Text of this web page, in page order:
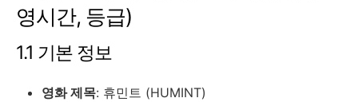
영시간, 등급)
1.1 기본 정보
영화 제목: 휴민트 (HUMINT)